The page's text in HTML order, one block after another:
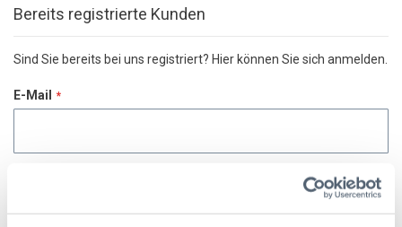
Bereits registrierte Kunden
Sind Sie bereits bei uns registriert? Hier können Sie sich anmelden.
E-Mail